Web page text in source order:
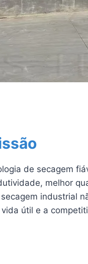
de secagem
melhor
industrial
útil e a